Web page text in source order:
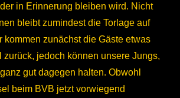
in Erinnerung bleiben wird. Nicht
bleibt zumindest die Torlage auf
kommen zunächst die Gäste etwas
zurück, jedoch können unsere Jungs,
gut dagegen halten. Obwohl
beim BVB jetzt vorwiegend